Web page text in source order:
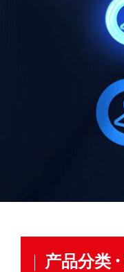
产品分类 ·